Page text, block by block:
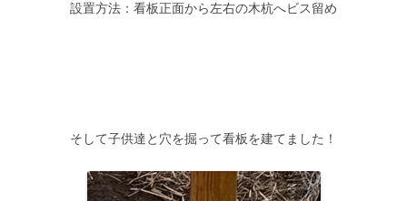
設置方法：看板正面から左右の木杭へビス留め
そして子供達と穴を掘って看板を建てました！